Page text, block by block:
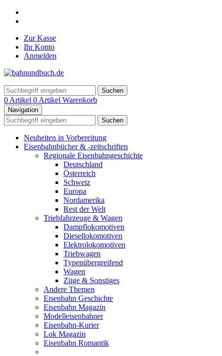
Zur Kasse
Ihr Konto
Anmelden
Suchen
0 Artikel 0 Artikel Warenkorb
Navigation
Suchen
Neuheiten in Vorbereitung
Eisenbahnbücher & -zeitschriften
Regionale Eisenbahngeschichte
Deutschland
Österreich
Schweiz
Europa
Nordamerika
Rest der Welt
Triebfahrzeuge & Wagen
Dampflokomotiven
Diesellokomotiven
Elektrolokomotiven
Triebwagen
Typenübergreifend
Wagen
Züge & Sonstiges
Andere Themen
Eisenbahn Geschichte
Eisenbahn Magazin
Modelleisenbahner
Eisenbahn-Kurier
Lok Magazin
Eisenbahn Romantik